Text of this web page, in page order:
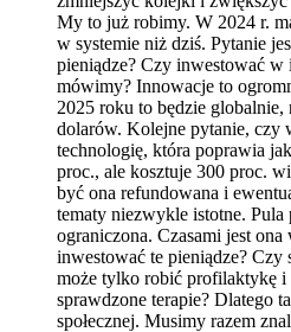
My to już robimy. W 2024 r.
w systemie niż dziś. Pytanie
pieniądze? Czy inwestować
mówimy? Innowacje to
2025 roku to będzie globalnie,
dolarów. Kolejne pytanie, czy
technologię, która poprawia
proc., ale kosztuje 300 proc.
być ona refundowana i
tematy niezwykle istotne.
ograniczona. Czasami jest
inwestować te pieniądze? Czy
może tylko robić profilaktykę i
sprawdzone terapie? Dlatego
społecznej. Musimy razem